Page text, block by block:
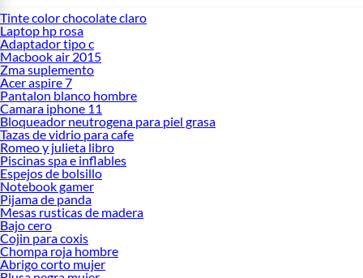
Tinte color chocolate claro
Laptop hp rosa
Adaptador tipo c
Macbook air 2015
Zma suplemento
Acer aspire 7
Pantalon blanco hombre
Camara iphone 11
Bloqueador neutrogena para piel grasa
Tazas de vidrio para cafe
Romeo y julieta libro
Piscinas spa e inflables
Espejos de bolsillo
Notebook gamer
Pijama de panda
Mesas rusticas de madera
Bajo cero
Cojin para coxis
Chompa roja hombre
Abrigo corto mujer